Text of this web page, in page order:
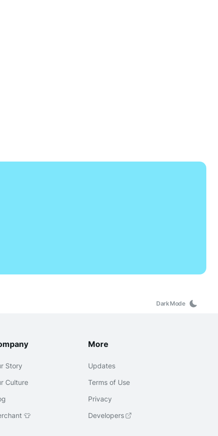
Dark Mode
Story
Culture
👕
More
Updates
Terms of Use
Privacy
Developers